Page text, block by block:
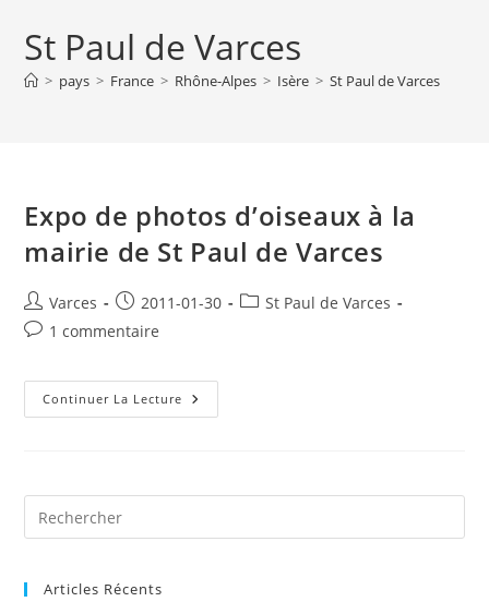
St Paul de Varces
> pays > France > Rhône-Alpes > Isère > St Paul de Varces
Expo de photos d’oiseaux à la
mairie de St Paul de Varces
Auteur/autrice
de
Varces
Publication
publiée :
2011-01-30
PostSt Paul de Varces
Commentaires
la
publication :
1 commentaire
Continuer La Lecture Expo
De
Mairie
Paul
Articles Récents